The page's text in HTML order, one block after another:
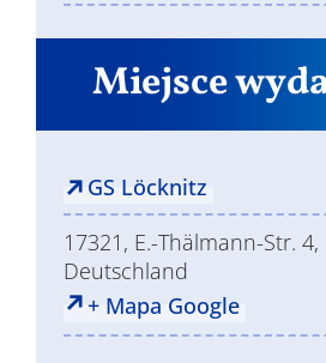
Miejsce
GS Löcknitz
17321, E.-Thälmann-Str.
Deutschland
+ Mapa Google